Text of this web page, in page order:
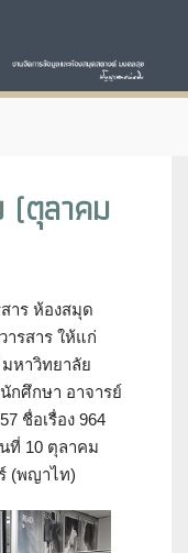
(ตุลาคม
าร ห้องสมุด
รสาร ให้แก่
หาวิทยาลัย
กศึกษา อาจารย์
ชื่อเรื่อง 964
นที่ 10 ตุลาคม
(พญาไท)